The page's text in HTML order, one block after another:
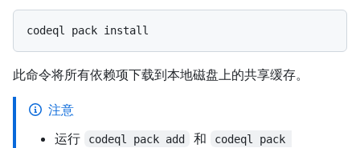
此命令将所有依赖项下载到本地磁盘上的共享缓存。
注意
运行
codeql pack add 和
codeql pack